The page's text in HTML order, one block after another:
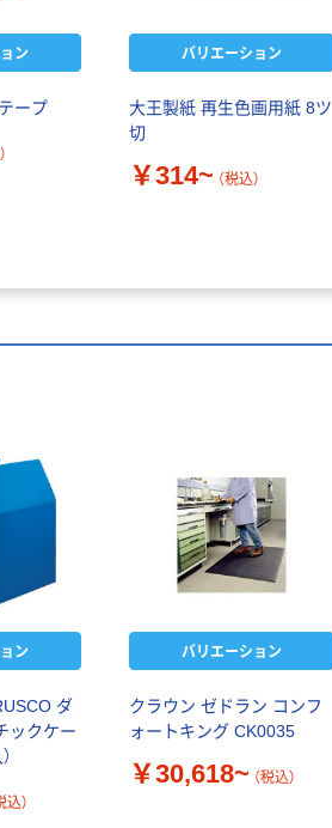
ン
ープ
バリエーション
大王製紙 再生色画用紙 8ツ
切
￥314~ （税込）
ン
ダ
ックケー
込）
バリエーション
クラウン ゼドラン コンフ
ォートキング CK0035
￥30,618~ （税込）